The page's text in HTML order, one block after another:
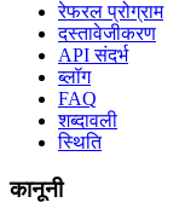
रेफरल प्रोग्राम
दस्तावेजीकरण
API संदर्भ
ब्लॉग
FAQ
शब्दावली
स्थिति
कानूनी